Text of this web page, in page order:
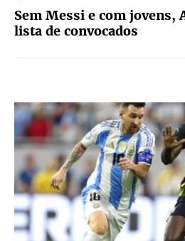
Sem Messi e com jovens,
lista de convocados